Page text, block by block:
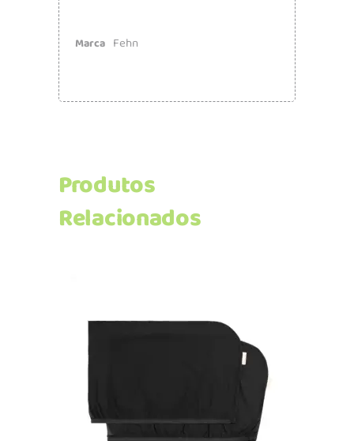
Marca Fehn
Produtos
Relacionados